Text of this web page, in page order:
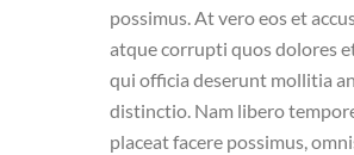
possimus. At vero eos et
atque corrupti quos dolores
qui officia deserunt mollitia
distinctio. Nam libero
placeat facere possimus,